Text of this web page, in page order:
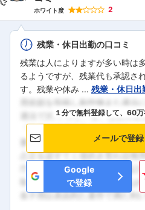
ホワイト度 2
残業・休日出勤の口コミ
残業は人によりますが多い時は
るようですが、残業代も承認さ
す。残業や休み ... 残業・休日出
１分で無料登録して、60
メールで登録
Google
で登録